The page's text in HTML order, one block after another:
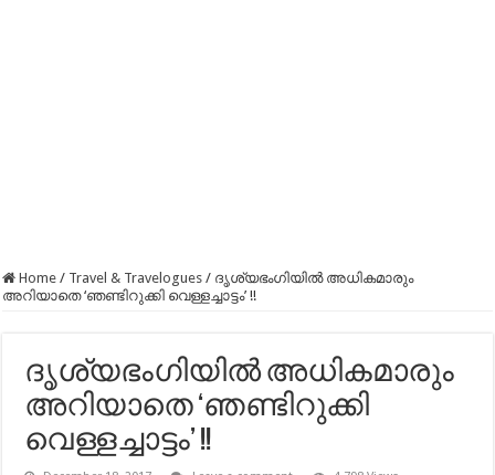
Home / Travel & Travelogues / ദൃശ്യഭംഗിയില്‍ അധികമാരും
അറിയാതെ ‘ഞണ്ടിറുക്കി വെള്ളച്ചാട്ടം’ !!
ദൃശ്യഭംഗിയില്‍ അധികമാരും
അറിയാതെ ‘ഞണ്ടിറുക്കി
വെള്ളച്ചാട്ടം’ !!